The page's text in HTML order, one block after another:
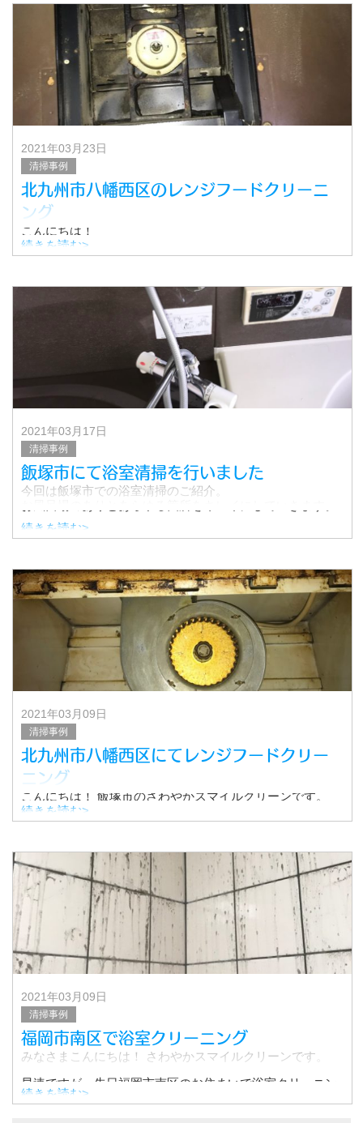
先日お花見にいってきましたので、その写真を載せていき
たいと思います。
2021年03月23日
清掃事例
北九州市八幡西区のレンジフードクリーニ
ング
こんにちは！
飯塚市のさわやかスマイルクリーンです。
レンジフードクリーニングのご依頼をいただきました。
なんと使用されて26年にもなるレンジフ
続きを読む>
2021年03月17日
清掃事例
飯塚市にて浴室清掃を行いました
今回は飯塚市での浴室清掃のご紹介。
続きを読む>
2021年03月09日
清掃事例
北九州市八幡西区にてレンジフードクリー
ニング
こんにちは！ 飯塚市のさわやかスマイルクリーンです。
先日、北九州市八幡西区の某所にてレンジフードのクリー
レンジフードはお掃除が面倒な場所。しかも油汚れでベタ
ベタしていて、頑固な汚れが
続きを読む>
2021年03月09日
清掃事例
福岡市南区で浴室クリーニング
みなさまこんにちは！ さわやかスマイルクリーンです。
早速ですが、先日福岡市南区のお住まいで浴室クリーニン
グの清掃を行ってきました。
続きを読む>